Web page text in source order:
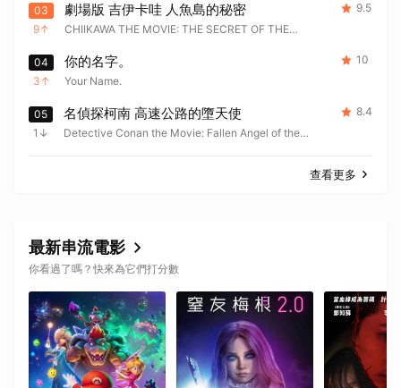
03
9
劇場版 吉伊卡哇 人魚島的秘密
CHIIKAWA THE MOVIE: THE SECRET OF THE
9.5
04
3
你的名字。
Your Name.
10
05
1
名偵探柯南 高速公路的墮天使
Detective Conan the Movie: Fallen Angel of the
8.4
查看更多
最新串流電影
你看過了嗎？快來為它們打分數